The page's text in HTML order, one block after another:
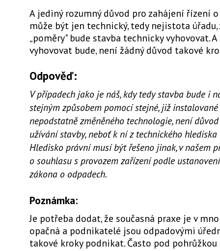
A jediný rozumný důvod pro zahájení řízení
může být jen technický, tedy nejistota úřadu,
„poměry" bude stavba technicky vyhovovat.
vyhovovat bude, není žádný důvod takové
Odpověď:
V případech jako je náš, kdy tedy stavba bude i
stejným způsobem pomocí stejné, již
nepodstatně změněného technologie, není
užívání stavby, neboť k ní z technického hlediska
Hledisko právní musí být řešeno jinak, v našem
o souhlasu s provozem zařízení podle
zákona o odpadech.
Poznámka:
Je potřeba dodat, že současná praxe je v
opačná a podnikatelé jsou odpadovými
takové kroky podnikat. Často pod pohrůžkou